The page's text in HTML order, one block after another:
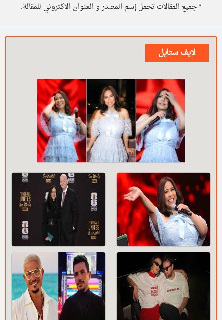
* جميع المقالات تحمل إسم المصدر و العنوان الاكتروني للمقالة.
لايف ستايل